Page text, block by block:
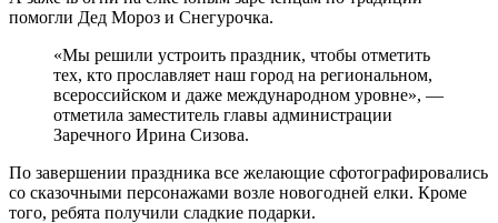
помогли Дед Мороз и Снегурочка.
«Мы решили устроить праздник, чтобы отметить
тех, кто прославляет наш город на региональном,
всероссийском и даже международном уровне», —
отметила заместитель главы администрации
Заречного Ирина Сизова.
По завершении праздника все желающие сфотографировались
со сказочными персонажами возле новогодней елки. Кроме
того, ребята получили сладкие подарки.